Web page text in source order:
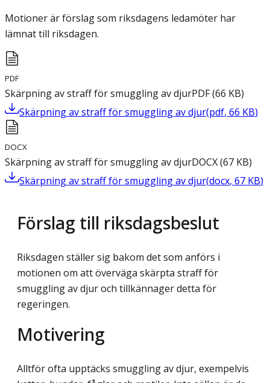
Motioner är förslag som riksdagens ledamöter har
lämnat till riksdagen.
PDF
Skärpning av straff för smuggling av djurPDF(66 KB)
Skärpning av straff för smuggling av djur(pdf, 66 KB)
DOCX
Skärpning av straff för smuggling av djurDOCX(67 KB)
Skärpning av straff för smuggling av djur(docx, 67 KB)
Förslag till riksdagsbeslut
Riksdagen ställer sig bakom det som anförs i
motionen om att överväga skärpta straff för
smuggling av djur och tillkännager detta för
regeringen.
Motivering
Alltför ofta upptäcks smuggling av djur, exempelvis